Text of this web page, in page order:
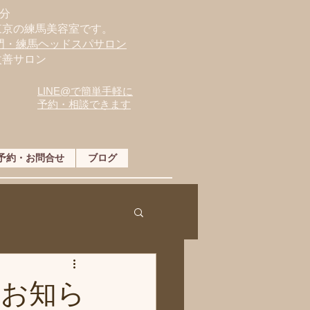
の練馬美容室です。
練馬ヘッドスパサロン
サロン
LINE@で簡単手軽に
予約・相談できます
約・お問合せ ブログ
知ら